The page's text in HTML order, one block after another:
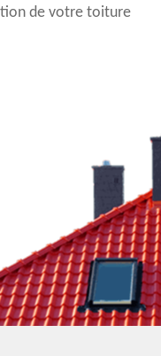
de votre toiture